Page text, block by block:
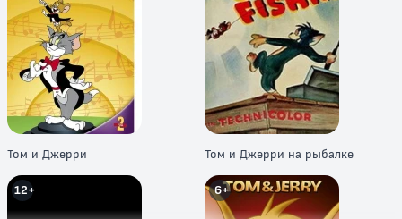
Том и Джерри Том и Джерри на рыбалке
12+ 6+